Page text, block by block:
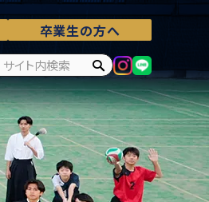
卒業生の方へ